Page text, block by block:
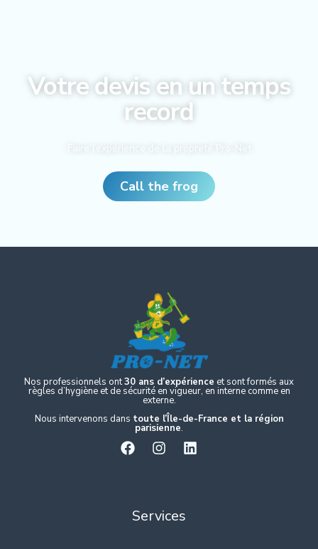
Votre devis en un temps
record
Faire l’expérience de la propreté Pro-Net
Call the frog
Nos professionnels ont30 ans d’expérience et sont formés aux
règles d’hygiène et de sécurité en vigueur, en interne comme en
externe.
Nous intervenons dans toute l’Île-de-France et la région
parisienne.
Services